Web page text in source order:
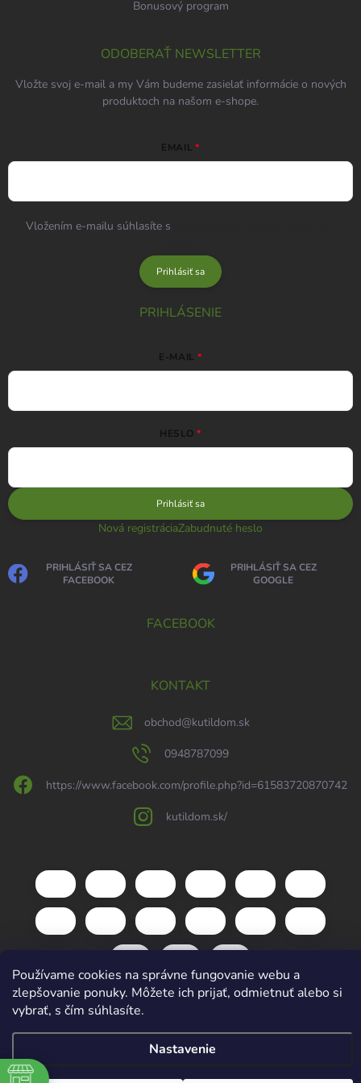
Používame cookies na správne fungovanie webu a
zlepšovanie ponuky. Môžete ich prijať, odmietnuť alebo si
vybrať, s čím súhlasíte.
Nastavenie
Bonusový program
ODOBERAŤ NEWSLETTER
Vložte svoj e-mail a my Vám budeme zasielať informácie o nových
produktoch na našom e-shope.
EMAIL
Vložením e-mailu súhlasíte s
Prihlásiť sa
PRIHLÁSENIE
E-MAIL
HESLO
Prihlásiť sa
Nová registráciaZabudnuté heslo
PRIHLÁSIŤ SA CEZ
FACEBOOK
PRIHLÁSIŤ SA CEZ
GOOGLE
FACEBOOK
KONTAKT
obchod@kutildom.sk
0948787099
https://www.facebook.com/profile.php?id=61583720870742
kutildom.sk/
Vytvoril Shoptet
Copyright 2026kutildom.sk
cookies